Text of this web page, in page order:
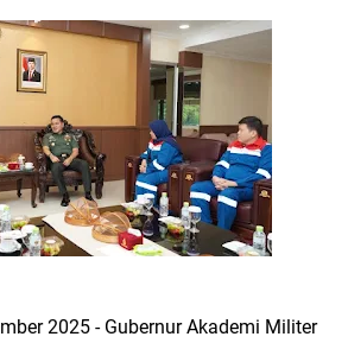
2025 - Gubernur Akademi Militer